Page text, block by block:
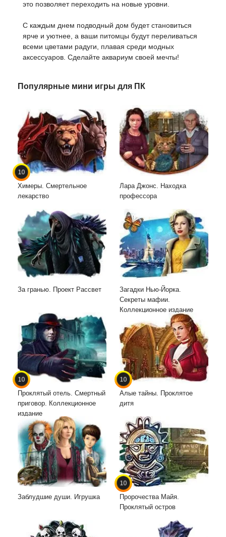
это позволяет переходить на новые уровни.
С каждым днем подводный дом будет становиться
ярче и уютнее, а ваши питомцы будут переливаться
всеми цветами радуги, плавая среди модных
аксессуаров. Сделайте аквариум своей мечты!
Популярные мини игры для ПК
10
Химеры. Смертельное
лекарство
Лара Джонс. Находка
профессора
За гранью. Проект Рассвет
Загадки Нью-Йорка.
Секреты мафии.
Коллекционное издание
10
Проклятый отель. Смертный
приговор. Коллекционное
издание
10
Алые тайны. Проклятое
дитя
Заблудшие души. Игрушка
10
Пророчества Майя.
Проклятый остров